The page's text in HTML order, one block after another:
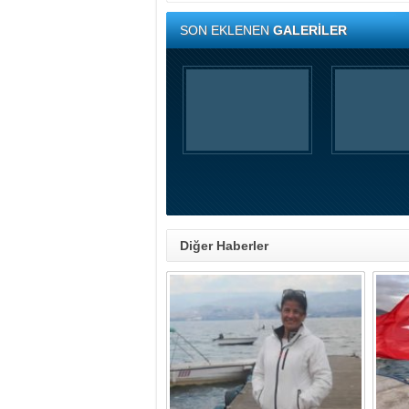
SON EKLENENGALERİLER
Diğer Haberler